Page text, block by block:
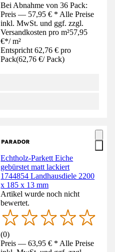
Bei Abnahme von 36 Pack:
Preis — 57,95 € * Alle Preise
inkl. MwSt. und ggf. zzgl.
Versandkosten pro m²57,95
€*/ m²
Entspricht 62,76 € pro
Pack(62,76 €/ Pack)
Echtholz-Parkett Eiche
gebürstet matt lackiert
1744854 Landhausdiele 2200
x 185 x 13 mm
Artikel wurde noch nicht
bewertet.
(0)
Preis — 63,95 € * Alle Preise